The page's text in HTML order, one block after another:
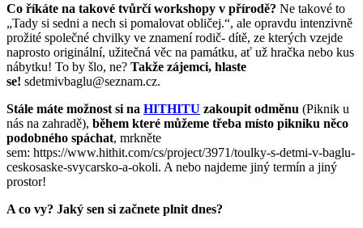
Co říkáte na takové tvůrčí workshopy v přírodě? Ne takové to
„Tady si sedni a nech si pomalovat obličej.“, ale opravdu intenzivně
prožité společné chvilky ve znamení rodič- dítě, ze kterých vzejde
naprosto originální, užitečná věc na památku, ať už hračka nebo kus
nábytku! To by šlo, ne? Takže zájemci, hlaste
se! sdetmivbaglu@seznam.cz.
Stále máte možnost si na HITHITU zakoupit odměnu (Piknik u
nás na zahradě), během které můžeme třeba místo pikniku něco
podobného spáchat, mrkněte
sem: https://www.hithit.com/cs/project/3971/toulky-s-detmi-v-baglu-
ceskosaske-svycarsko-a-okoli. A nebo najdeme jiný termín a jiný
prostor!
A co vy? Jaký sen si začnete plnit dnes?